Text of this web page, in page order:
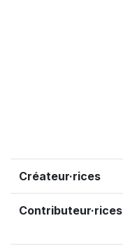
Créateur·rices
Contributeur·rices